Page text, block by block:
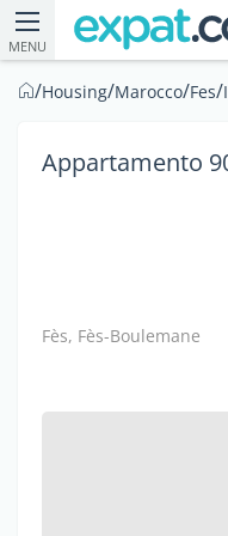
MENU
/Housing/Marocco/Fes/
Appartamento
Fès, Fès-Boulemane